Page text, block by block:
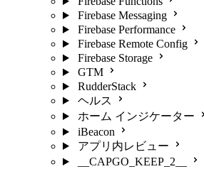
Firebase Messaging
Firebase Performance
Firebase Remote Config
Firebase Storage
GTM
RudderStack
ヘルス
ホーム インジケーター
iBeacon
アプリ内レビュー
__CAPGO_KEEP_2__